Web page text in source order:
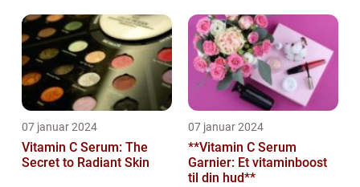
07 januar 2024
Vitamin C Serum: The
Secret to Radiant Skin
07 januar 2024
**Vitamin C Serum
Garnier: Et vitaminboost
til din hud**